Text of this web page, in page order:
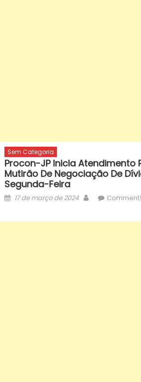
Sem Categoria
Procon-JP Inicia Atendimento
Mutirão De Negociação De
Segunda-Feira
Posted
17 de março de 2024 Author